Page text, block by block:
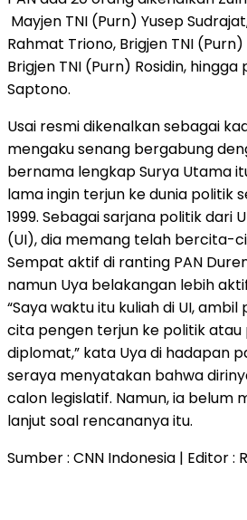
Mayjen TNI (Purn) Yusep
Rahmat Triono, Brigjen TNI
Brigjen TNI (Purn) Rosidin,
Saptono.
Usai resmi dikenalkan sebagai
mengaku senang bergabung
bernama lengkap Surya Utama
lama ingin terjun ke dunia politik
1999. Sebagai sarjana politik dari
(UI), dia memang telah bercita-
Sempat aktif di ranting PAN
namun Uya belakangan lebih
“Saya waktu itu kuliah di UI,
cita pengen terjun ke politik atau
diplomat,” kata Uya di hadapan
seraya menyatakan bahwa
calon legislatif. Namun, ia belum
lanjut soal rencananya itu.
Sumber : CNN Indonesia | Editor :